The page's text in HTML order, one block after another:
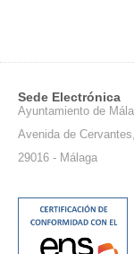
Sede Electrónica
Ayuntamiento de
Avenida de
29016 - Málaga